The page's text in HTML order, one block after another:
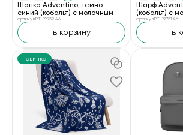
Шапка Adventino, темно-
синий (кобальт) с молочным
артикул PT-19752.46
в корзину
Шарф
(кобальт) с
артикул PT-19751.46
в
новинка